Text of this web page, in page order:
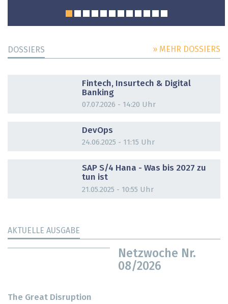
DOSSIERS » MEHR DOSSIERS
Fintech, Insurtech & Digital
Banking
07.07.2026 - 14:20 Uhr
DevOps
24.06.2025 - 11:15 Uhr
SAP S/4 Hana - Was bis 2027 zu
tun ist
21.05.2025 - 10:55 Uhr
AKTUELLE AUSGABE
Netzwoche Nr.
08/2026
The Great Disruption